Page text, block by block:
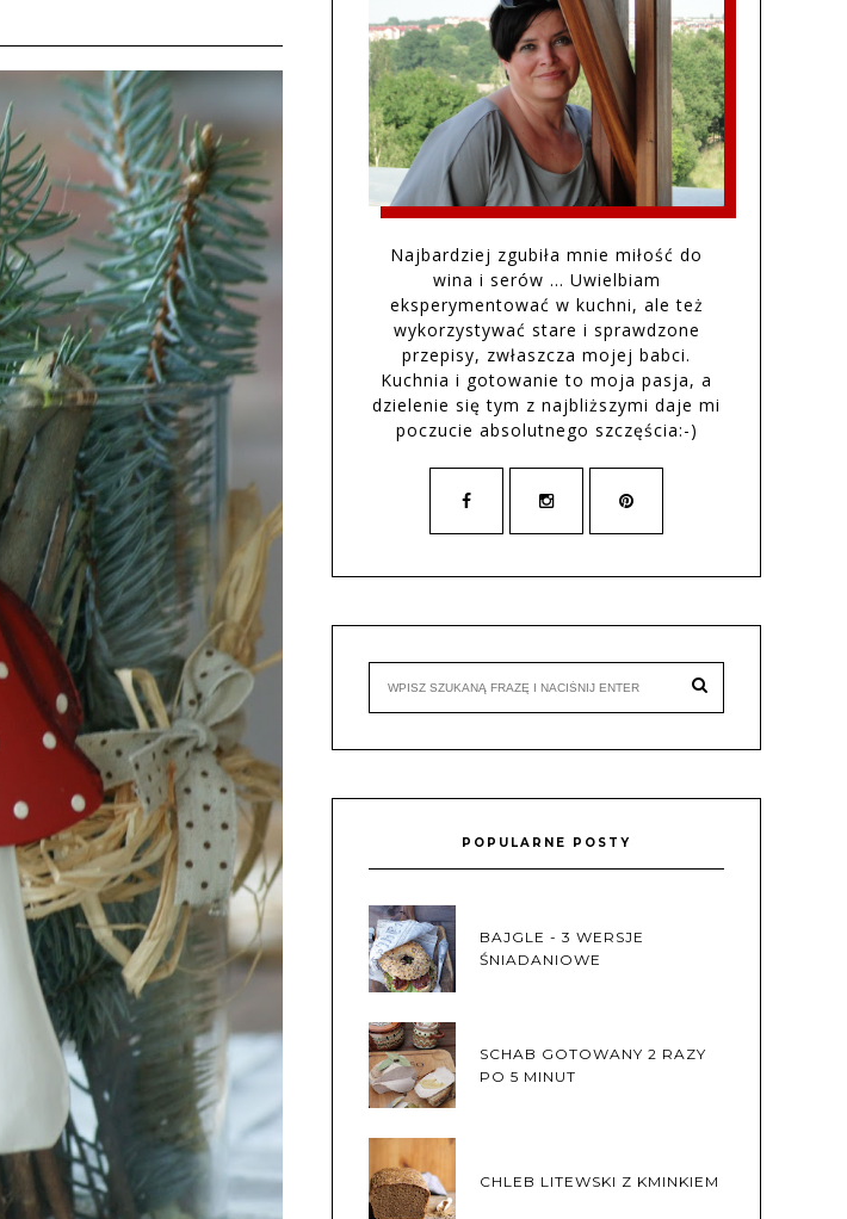
Najbardziej zgubiła mnie miłość do
wina i serów … Uwielbiam
eksperymentować w kuchni, ale też
wykorzystywać stare i sprawdzone
przepisy, zwłaszcza mojej babci.
Kuchnia i gotowanie to moja pasja, a
dzielenie się tym z najbliższymi daje mi
poczucie absolutnego szczęścia:-)
POPULARNE POSTY
BAJGLE - 3 WERSJE
ŚNIADANIOWE
SCHAB GOTOWANY 2 RAZY
PO 5 MINUT
CHLEB LITEWSKI Z KMINKIEM